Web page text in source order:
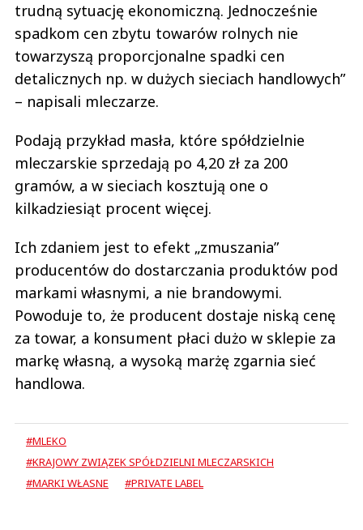
trudną sytuację ekonomiczną. Jednocześnie
spadkom cen zbytu towarów rolnych nie
towarzyszą proporcjonalne spadki cen
detalicznych np. w dużych sieciach handlowych”
– napisali mleczarze.
Podają przykład masła, które spółdzielnie
mleczarskie sprzedają po 4,20 zł za 200
gramów, a w sieciach kosztują one o
kilkadziesiąt procent więcej.
Ich zdaniem jest to efekt „zmuszania”
producentów do dostarczania produktów pod
markami własnymi, a nie brandowymi.
Powoduje to, że producent dostaje niską cenę
za towar, a konsument płaci dużo w sklepie za
markę własną, a wysoką marżę zgarnia sieć
handlowa.
#MLEKO
#KRAJOWY ZWIĄZEK SPÓŁDZIELNI MLECZARSKICH
#MARKI WŁASNE
#PRIVATE LABEL